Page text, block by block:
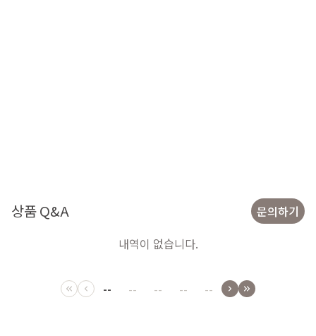
상품 Q&A
문의하기
내역이 없습니다.
-- -- -- -- --